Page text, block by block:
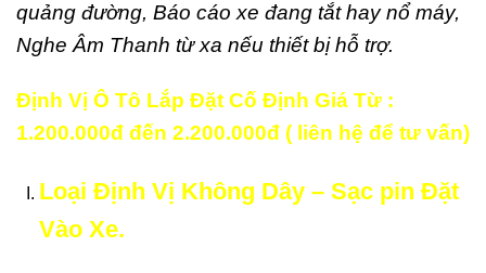
quảng đường, Báo cáo xe đang tắt hay nổ máy,
Nghe Âm Thanh từ xa nếu thiết bị hỗ trợ.
Định Vị Ô Tô Lắp Đặt Cố Định Giá Từ :
1.200.000đ đến 2.200.000đ ( liên hệ để tư vấn)
Loại Định Vị Không Dây – Sạc pin Đặt
Vào Xe.